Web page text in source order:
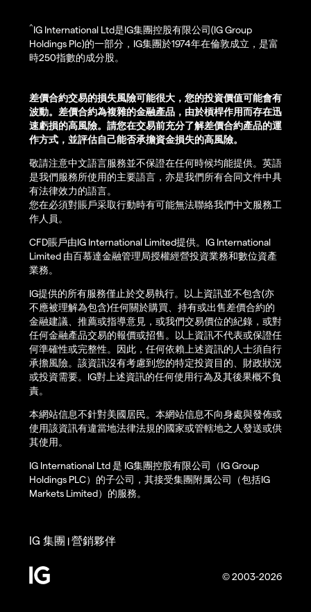
^IG International Ltd是IG集團控股有限公司(IG Group
Holdings Plc)的一部分，IG集團於1974年在倫敦成立，是富
時250指數的成分股。
差價合約交易的損失風險可能很大，您的投資價值可能會有
波動。差價合約為複雜的金融產品，由於槓桿作用而存在迅
速虧損的高風險。請您在交易前充分了解差價合約產品的運
作方式，並評估自己能否承擔資金損失的高風險。
敬請注意中文語言服務並不保證在任何時候均能提供。英語
是我們服務所使用的主要語言，亦是我們所有合同文件中具
有法律效力的語言。
您在必須對賬戶采取行動時有可能無法聯絡我們中文服務工
作人員。
CFD賬戶由IG International Limited提供。IG International
Limited 由百慕達金融管理局授權經營投資業務和數位資產
業務。
IG提供的所有服務僅止於交易執行。以上資訊並不包含(亦
不應被理解為包含)任何關於購買、持有或出售差價合約的
金融建議、推薦或指導意見，或我們交易價位的紀錄，或對
任何金融產品交易的報價或招售。以上資訊不代表或保證任
何準確性或完整性。因此，任何依賴上述資訊的人士須自行
承擔風險。該資訊沒有考慮到您的特定投資目的、財政狀況
或投資需要。IG對上述資訊的任何使用行為及其後果概不負
責。
本網站信息不針對美國居民。本網站信息不向身處與發佈或
使用該資訊有違當地法律法規的國家或管轄地之人發送或供
其使用。
IG International Ltd 是 IG集團控股有限公司（IG Group
Holdings PLC）的子公司，其接受集團附属公司（包括IG
Markets Limited）的服務。
© 2003-2026
IG 集團 |營銷夥伴